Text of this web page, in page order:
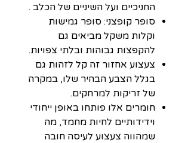
החניכיים ועל השיניים של הכלב .
סופר קופצני: סופר גמישות
וקלות משקל מביאים גם
להקפצות גבוהות ובלתי צפויות.
צעצוע אחזור זה קל לזהות גם
בגלל הצבע הבהיר שלו, במקרה
של זריקות למרחקים.
חומרים אלו פותחו באופן ייחודי
וידידותיים לחיות מחמד, מה
שמהווה צעצוע לעיסה חובה